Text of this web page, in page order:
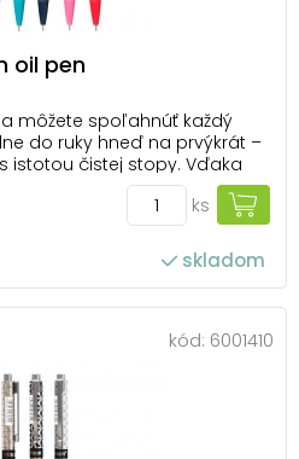
oil pen
môžete spoľahnúť každý
do ruky hneď na prvýkrát –
istotou čistej stopy. Vďaka
je písanie vždy plynulé – či
alebo o podpisy v práci.
konštru...
ks
skladom
kód: 6001410